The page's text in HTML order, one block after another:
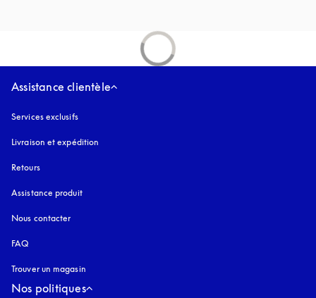
Assistance clientèle
Services exclusifs
Livraison et expédition
Retours
Assistance produit
Nous contacter
FAQ
Trouver un magasin
Nos politiques